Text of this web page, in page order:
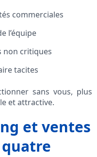
commerciales
l’équipe
non critiques
tacites
sans vous, plus
et attractive.
et ventes